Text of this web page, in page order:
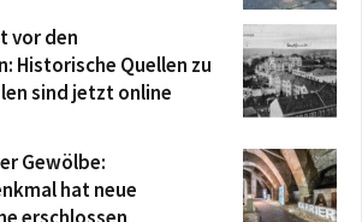
vor den
Historische Quellen zu
sind jetzt online
Gewölbe:
hat neue